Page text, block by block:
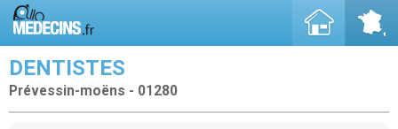
DENTISTES
Prévessin-moëns - 01280